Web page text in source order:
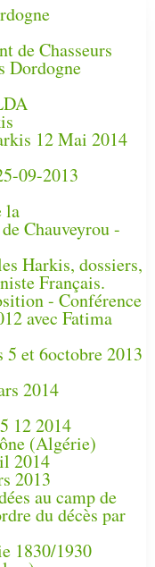
de Chasseurs
Dordogne
12 Mai 2014
09-2013
la
Chauveyrou -
Harkis, dossiers,
Français.
- Conférence
avec Fatima
et 6octobre 2013
2014
12 2014
(Algérie)
2014
2013
au camp de
du décès par
1830/1930